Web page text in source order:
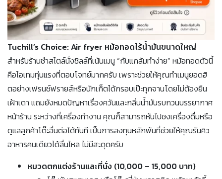
Tuchill’s Choice: Air fryer หม้อทอดไร้น้ำมันขนาดใหญ่
สำหรับร้านชำสไตล์นั่งชิลล์ที่เน้นเมนู “กับแกล้มทำง่าย” หม้อทอดตัวนี้
คือไอเทมทุ่นแรงที่ตอบโจทย์มากครับ เพราะช่วยให้คุณทำเมนูยอดฮิ
ตอย่างเฟรนช์ฟรายส์หรือนักเก็ตได้กรอบเป๊ะทุกจานโดยไม่ต้องยืน
เฝ้าเตา แถมยังหมดปัญหาเรื่องควันและกลิ่นน้ำมันรบกวนบรรยากาศ
หน้าร้าน ระหว่างที่เครื่องทำงาน คุณก็สามารถหันไปชงเครื่องดื่มหรือ
ดูแลลูกค้าโต๊ะอื่นต่อได้ทันที เป็นการลงทุนหลักพันที่ช่วยให้คุณรันคิว
อาหารคนเดียวได้ลื่นไหล ไม่มีสะดุดครับ
หมวดตกแต่งร้านและที่นั่ง (10,000 – 15,000 บาท)